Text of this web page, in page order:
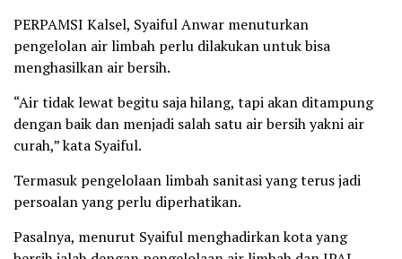
PERPAMSI Kalsel, Syaiful Anwar menuturkan
pengelolan air limbah perlu dilakukan untuk bisa
menghasilkan air bersih.
“Air tidak lewat begitu saja hilang, tapi akan ditampung
dengan baik dan menjadi salah satu air bersih yakni air
curah,” kata Syaiful.
Termasuk pengelolaan limbah sanitasi yang terus jadi
persoalan yang perlu diperhatikan.
Pasalnya, menurut Syaiful menghadirkan kota yang